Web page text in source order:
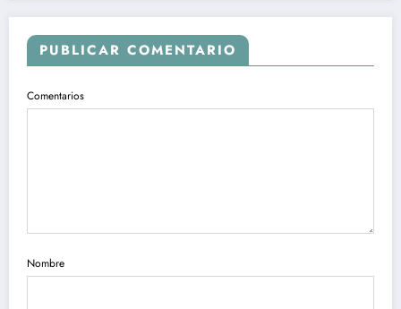
PUBLICAR COMENTARIO
Comentarios
Nombre